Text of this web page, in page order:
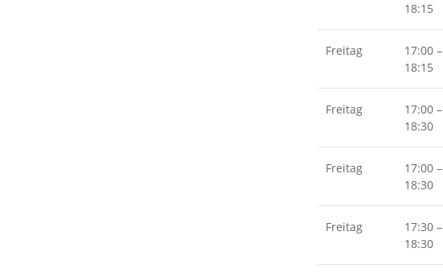
18:15
Freitag 17:00–
18:15
Freitag 17:00–
18:30
Freitag 17:00–
18:30
Freitag 17:30–
18:30